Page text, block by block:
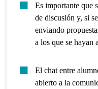
Es importante que
de discusión y, si
enviando
a los que se hayan
El chat entre
abierto a la